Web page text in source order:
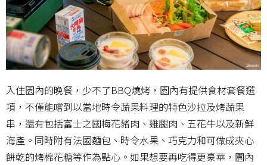
入住園內的晚餐，少不了BBQ燒烤，園內有提供食材套餐選
項，不僅能嚐到以當地時令蔬果料理的特色沙拉及烤蔬果
串，還有包括富士之國梅花豬肉、雞腿肉、五花牛以及新鮮
海產。同時附有法國麵包、時令水果、巧克力和可做成夾心
餅乾的烤棉花糖等作為點心。如果想要再吃得更豪華，園內